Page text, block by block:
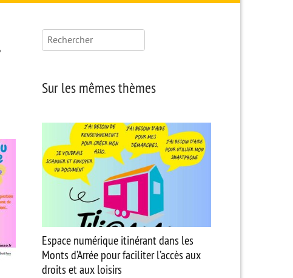
Rechercher :
Sur les mêmes thèmes
Espace numérique itinérant dans les
Monts d’Arrée pour faciliter l’accès aux
droits et aux loisirs